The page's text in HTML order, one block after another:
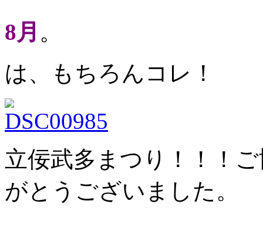
8月 。
は、もちろんコレ！
立佞武多まつり！！！
がとうございました。